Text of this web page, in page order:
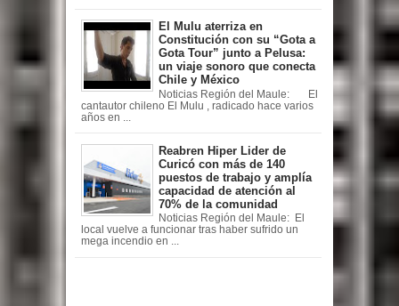
El Mulu aterriza en
Constitución con su “Gota a
Gota Tour” junto a Pelusa:
un viaje sonoro que conecta
Chile y México
Noticias Región del Maule: El
cantautor chileno El Mulu , radicado hace varios
años en ...
Reabren Hiper Lider de
Curicó con más de 140
puestos de trabajo y amplía
capacidad de atención al
70% de la comunidad
Noticias Región del Maule: El
local vuelve a funcionar tras haber sufrido un
mega incendio en ...